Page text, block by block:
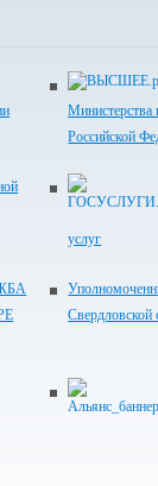
Министерства
Российской
услуг
Свердловской